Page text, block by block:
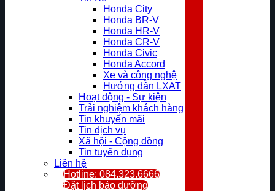
Honda City
Honda BR-V
Honda HR-V
Honda CR-V
Honda Civic
Honda Accord
Xe và công nghệ
Hướng dẫn LXAT
Hoạt động - Sự kiện
Trải nghiệm khách hàng
Tin khuyến mãi
Tin dịch vụ
Xã hội - Cộng đồng
Tin tuyển dụng
Liên hệ
Hotline: 084.323.6666
Đặt lịch bảo dưỡng